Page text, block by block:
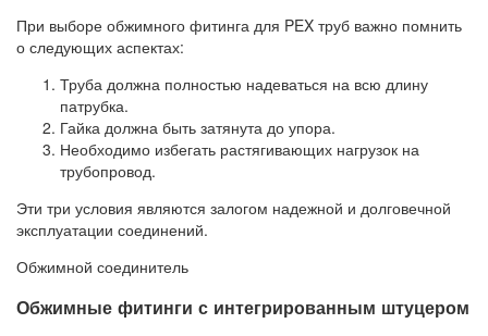
При выборе обжимного фитинга для PEX труб важно помнить
о следующих аспектах:
Труба должна полностью надеваться на всю длину
патрубка.
Гайка должна быть затянута до упора.
Необходимо избегать растягивающих нагрузок на
трубопровод.
Эти три условия являются залогом надежной и долговечной
эксплуатации соединений.
Обжимной соединитель
Обжимные фитинги с интегрированным штуцером